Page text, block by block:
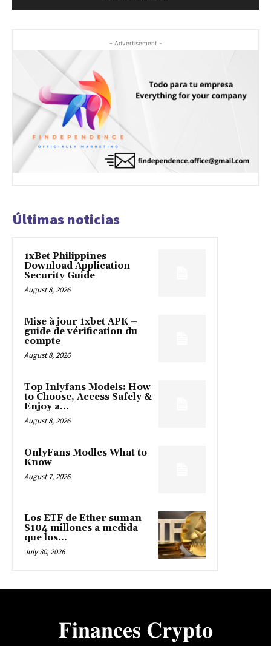
- Advertisement -
Últimas noticias
1xBet Philippines
Download Application
Security Guide
August 8, 2026
Mise à jour 1xbet APK –
guide de vérification du
compte
August 8, 2026
Top Inlyfans Models: How
to Choose, Access Safely &
Enjoy a...
August 8, 2026
OnlyFans Modles What to
Know
August 7, 2026
Los ETF de Ether suman
$104 millones a medida
que los...
July 30, 2026
𝐅𝐢𝐧𝐚𝐧𝐜𝐞𝐬 𝐂𝐫𝐲𝐩𝐭𝐨